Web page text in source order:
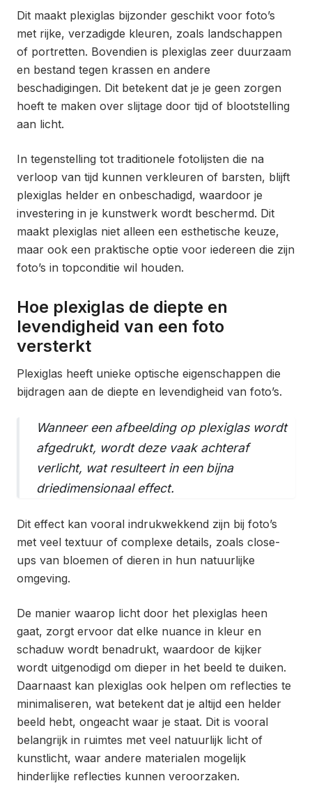
Dit maakt plexiglas bijzonder geschikt voor foto’s
met rijke, verzadigde kleuren, zoals landschappen
of portretten. Bovendien is plexiglas zeer duurzaam
en bestand tegen krassen en andere
beschadigingen. Dit betekent dat je je geen zorgen
hoeft te maken over slijtage door tijd of blootstelling
aan licht.
In tegenstelling tot traditionele fotolijsten die na
verloop van tijd kunnen verkleuren of barsten, blijft
plexiglas helder en onbeschadigd, waardoor je
investering in je kunstwerk wordt beschermd. Dit
maakt plexiglas niet alleen een esthetische keuze,
maar ook een praktische optie voor iedereen die zijn
foto’s in topconditie wil houden.
Hoe plexiglas de diepte en
levendigheid van een foto
versterkt
Plexiglas heeft unieke optische eigenschappen die
bijdragen aan de diepte en levendigheid van foto’s.
Wanneer een afbeelding op plexiglas wordt
afgedrukt, wordt deze vaak achteraf
verlicht, wat resulteert in een bijna
driedimensionaal effect.
Dit effect kan vooral indrukwekkend zijn bij foto’s
met veel textuur of complexe details, zoals close-
ups van bloemen of dieren in hun natuurlijke
omgeving.
De manier waarop licht door het plexiglas heen
gaat, zorgt ervoor dat elke nuance in kleur en
schaduw wordt benadrukt, waardoor de kijker
wordt uitgenodigd om dieper in het beeld te duiken.
Daarnaast kan plexiglas ook helpen om reflecties te
minimaliseren, wat betekent dat je altijd een helder
beeld hebt, ongeacht waar je staat. Dit is vooral
belangrijk in ruimtes met veel natuurlijk licht of
kunstlicht, waar andere materialen mogelijk
hinderlijke reflecties kunnen veroorzaken.